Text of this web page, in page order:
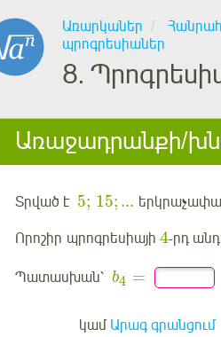
Առարկաներ
պրոգրեսիաներ
8.
Առաջադրանքի/
Տրված է 5; 15; ...
Որոշիր պրոգրեսիայի 4-րդ
Պատասխան՝ b4 =
կամ Արագ գրանցում